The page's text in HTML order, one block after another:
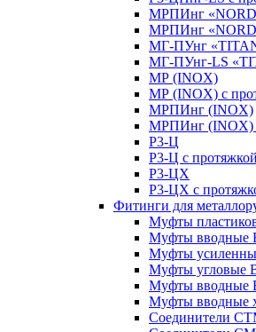
МРПИнг
МРПИнг
МГ-ПУнг
МГ-ПУнг-LS
МР (INOX)
МР (INOX) с
МРПИнг (INOX)
МРПИнг (INOX)
Р3-Ц
Р3-Ц с протяжкой
Р3-ЦХ
Р3-ЦХ с
Фитинги для
Муфты
Муфты
Муфты
Муфты угловые
Муфты
Муфты вводные
Соединители